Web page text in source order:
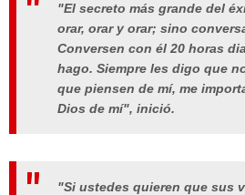
"El secreto más grande del
orar, orar y orar; sino
Conversen con él 20 horas
hago. Siempre les digo que
que piensen de mí, me
Dios de mí", inició.
"Si ustedes quieren que sus